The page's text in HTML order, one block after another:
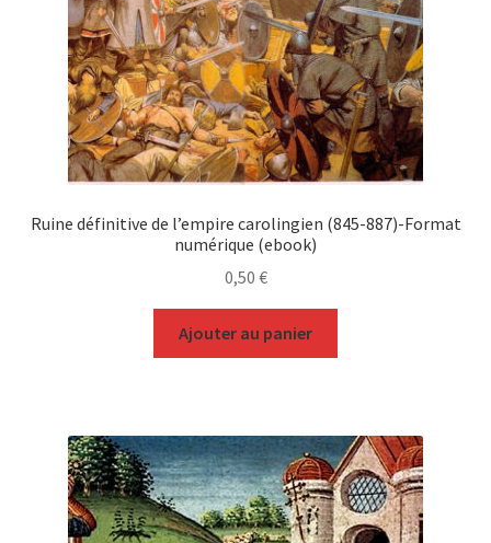
Ruine définitive de l’empire carolingien (845-887)-Format
numérique (ebook)
0,50 €
Ajouter au panier